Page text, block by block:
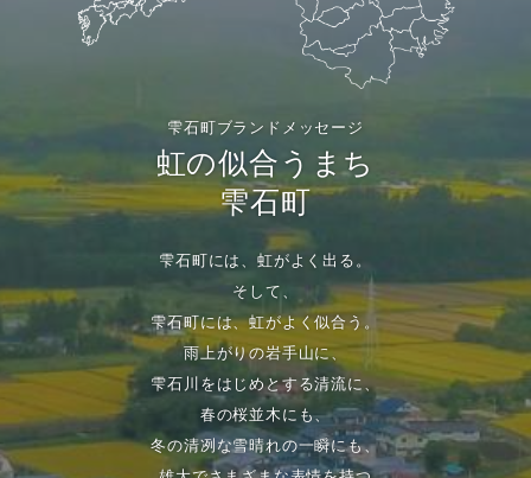
雫石町ブランドメッセージ
虹の似合うまち
雫石町
雫石町には、虹がよく出る。
そして、
雫石町には、虹がよく似合う。
雨上がりの岩手山に、
雫石川をはじめとする清流に、
春の桜並木にも、
冬の清冽な雪晴れの一瞬にも、